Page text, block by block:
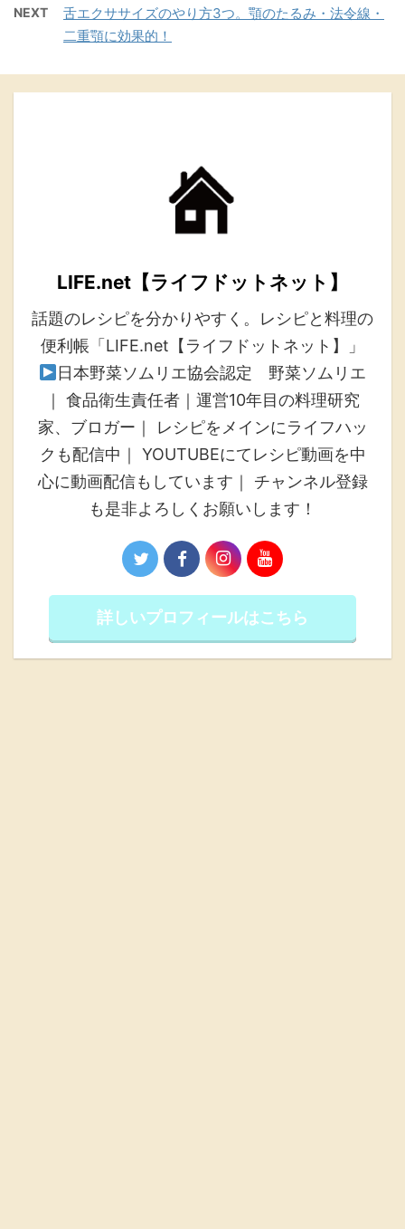
NEXT
舌エクササイズのやり方3つ。顎のたるみ・法令線・
二重顎に効果的！
LIFE.net【ライフドットネット】
話題のレシピを分かりやすく。レシピと料理の
便利帳「LIFE.net【ライフドットネット】」
日本野菜ソムリエ協会認定 野菜ソムリエ
｜ 食品衛生責任者｜運営10年目の料理研究
家、ブロガー｜ レシピをメインにライフハッ
クも配信中｜ YOUTUBEにてレシピ動画を中
心に動画配信もしています｜ チャンネル登録
も是非よろしくお願いします！
詳しいプロフィールはこちら